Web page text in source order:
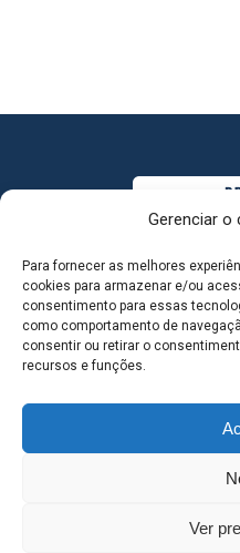
Gerenciar o
Para fornecer as melhores
cookies para armazenar e/ou
consentimento para essas
como comportamento de
consentir ou retirar o
recursos e funções.
Ver
MAPA DO SITE
SEDE DO